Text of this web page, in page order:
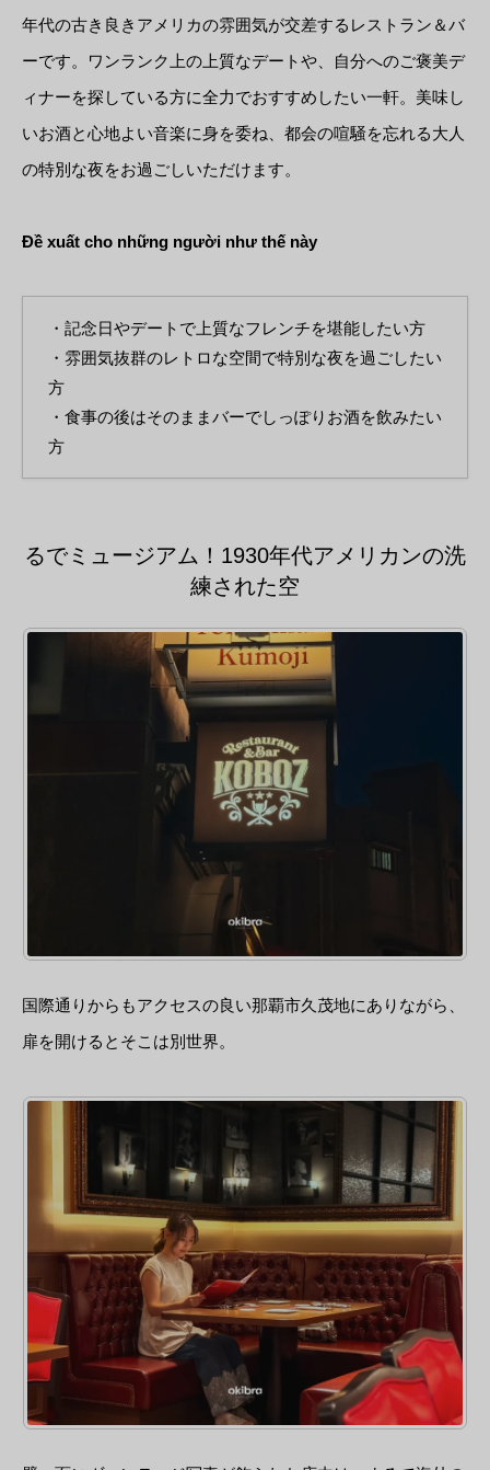
年代の古き良きアメリカの雰囲気が交差するレストラン＆バ
ーです。ワンランク上の上質なデートや、自分へのご褒美デ
ィナーを探している方に全力でおすすめしたい一軒。美味し
いお酒と心地よい音楽に身を委ね、都会の喧騒を忘れる大人
の特別な夜をお過ごしいただけます。
Đề xuất cho những người như thế này
・記念日やデートで上質なフレンチを堪能したい方
・雰囲気抜群のレトロな空間で特別な夜を過ごしたい
方
・食事の後はそのままバーでしっぽりお酒を飲みたい
方
るでミュージアム！1930年代アメリカンの洗
練された空
国際通りからもアクセスの良い那覇市久茂地にありながら、
扉を開けるとそこは別世界。